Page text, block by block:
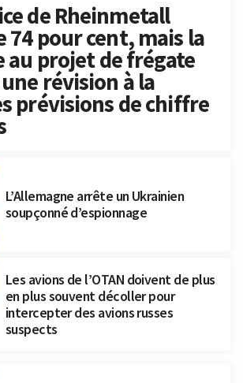
de Rheinmetall
74 pour cent, mais la
au projet de frégate
révision à la
prévisions de chiffre
L’Allemagne arrête un Ukrainien
soupçonné d’espionnage
Les avions de l’OTAN doivent de plus
en plus souvent décoller pour
intercepter des avions russes
suspects